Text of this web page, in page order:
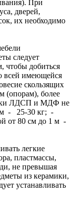
При
дверей,
их необходимо
следует
чтобы добиться
всей имеющейся
скользящих
(опорам), более
ЛДСП и МДФ не
- 25-30 кг; -
от 80 см до 1 м -
легкие
пластмассы,
не превышая
из керамики,
устанавливать